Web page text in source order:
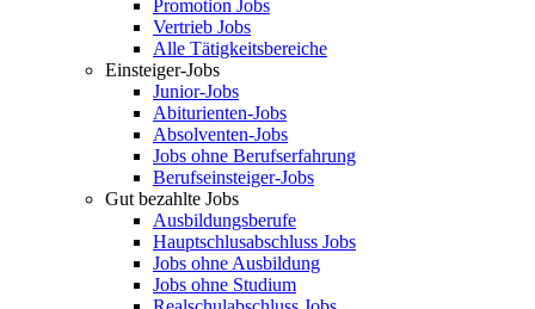
Promotion Jobs
Vertrieb Jobs
Alle Tätigkeitsbereiche
Einsteiger-Jobs
Junior-Jobs
Abiturienten-Jobs
Absolventen-Jobs
Jobs ohne Berufserfahrung
Berufseinsteiger-Jobs
Gut bezahlte Jobs
Ausbildungsberufe
Hauptschlusabschluss Jobs
Jobs ohne Ausbildung
Jobs ohne Studium